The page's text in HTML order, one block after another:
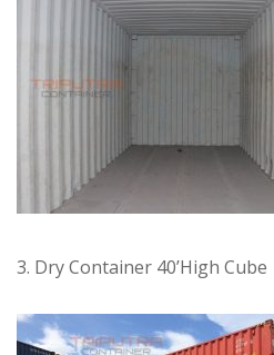
3. Dry Container 40’High Cube